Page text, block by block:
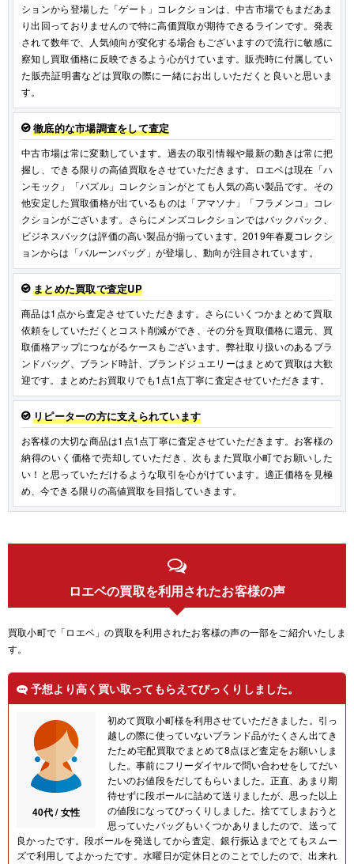
ションから登場した「ゲート」コレクションは、中古市場でもまだあま
り出回っておりませんので特に高価買取が期待できるラインです。発表
されて数年で、人気傾向が変化する場合もございますので流行に敏感に
察知し買取価格に反映できるよう心がけています。販売時に付属してい
た販売証明書などは買取の際に一緒にお出しいただくと良いと思いま
す。
徹底的な市場調査をして査定
中古市場は常に変動しています。過去の取引情報や最新の動きは常に把
握し、できる限りの高値買取をさせていただきます。ロエベは現在「ハ
ンモック」「パズル」コレクションがとても人気の高い製品です。その
他安定した買取価格が出ているものは「アマソナ」「フラメンコ」コレ
クションがございます。さらにメンズコレクションではバックパック、
ビジネスバックは評価の高い製品が揃っています。2019年春夏コレクシ
ョンからは「バルーンバッグ」が登場し、動向が注目されています。
まとめた買取で査定UP
商品は1点から査定させていただきます。さらにいくつかまとめて買取
依頼をしていただくとコスト削減ができ、その分を買取価格に還元、買
取価格アップにつながるケースもございます。弊社取り扱いのあるブラ
ンドバッグ、ブランド時計、ブランドジュエリーはまとめて買取は大歓
迎です。まとめたお買取りでも1点1点丁寧に査定させていただきます。
リピーターの方に支えられています
お客様の大切な商品は1点1点丁寧に査定させていただきます。お客様の
納得のいく価格で売却していただき、次もまた買取小町でお願いした
い！と思っていただけるような取引を心がけています。適正価格を見極
め、今できる限りの高値買取を目指していきます。
ロエベの買取を利用されたお客様の声
買取小町で「ロエベ」の買取を利用されたお客様の声の一部をご紹介いたしま
す。
予想より高く買い取ってもらえてびっくりしました。
40代 / 女性
初めて買取小町様を利用させていただきました。引っ
越しの際に使っていないブランド品がたくさん出てき
たため宅配買取でまとめて8点ほど査定をお願いしま
した。事前にフリーダイヤルで問い合わせをしてだい
たいのお値段をだしてもらいました。正直、あまり期
待せずに段ボールに詰めて送りましたが、思った以上
の値段になってびっくりしました。捨ててしまおうと
思っていたバッグもいくつかありましたので、送って
良かったです。段ボールを発送してから査定、銀行振込までとてもスムー
ズで利用してよかったです。水曜日が定休日とのことでしたので、出来れ